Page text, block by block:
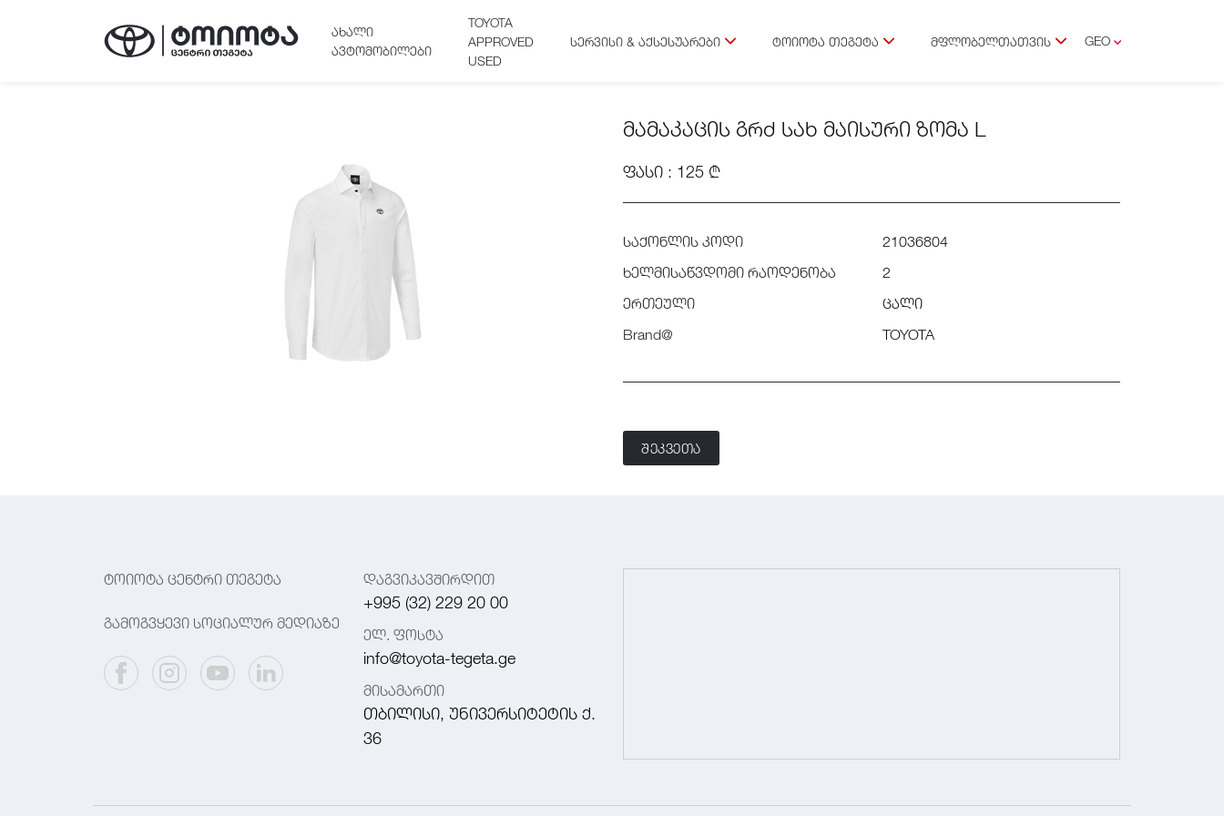
ᲐᲮᲐᲚᲘ
ᲐᲕᲢᲝᲛᲝᲑᲘᲚᲔᲑᲘ
TOYOTA
APPROVED
USED
ᲡᲔᲠᲕᲘᲡᲘ & ᲐᲥᲡᲔᲡᲣᲐᲠᲔᲑᲘ ᲢᲝᲘᲝᲢᲐ ᲗᲔᲒᲔᲢᲐ ᲛᲤᲚᲝᲑᲔᲚᲗᲐᲗᲕᲘᲡ
GEO
ᲛᲐᲛᲐᲙᲐᲪᲘᲡ ᲒᲠᲫ ᲡᲐᲮ ᲛᲐᲘᲡᲣᲠᲘ ᲖᲝᲛᲐ L
ᲤᲐᲡᲘ : 125 ₾
საქონლის კოდი
21036804
ხელმისაწვდომი რაოდენობა
2
ერთეული
ცალი
Brand@
TOYOTA
შეკვეთა
ტოიოტა ცენტრი თეგეტა
გამოგვყევი სოციალურ მედიაზე
დაგვიკავშირდით
+995 (32) 229 20 00
ელ. ფოსტა
info@toyota-tegeta.ge
მისამართი
თბილისი, უნივერსიტეტის ქ.
36